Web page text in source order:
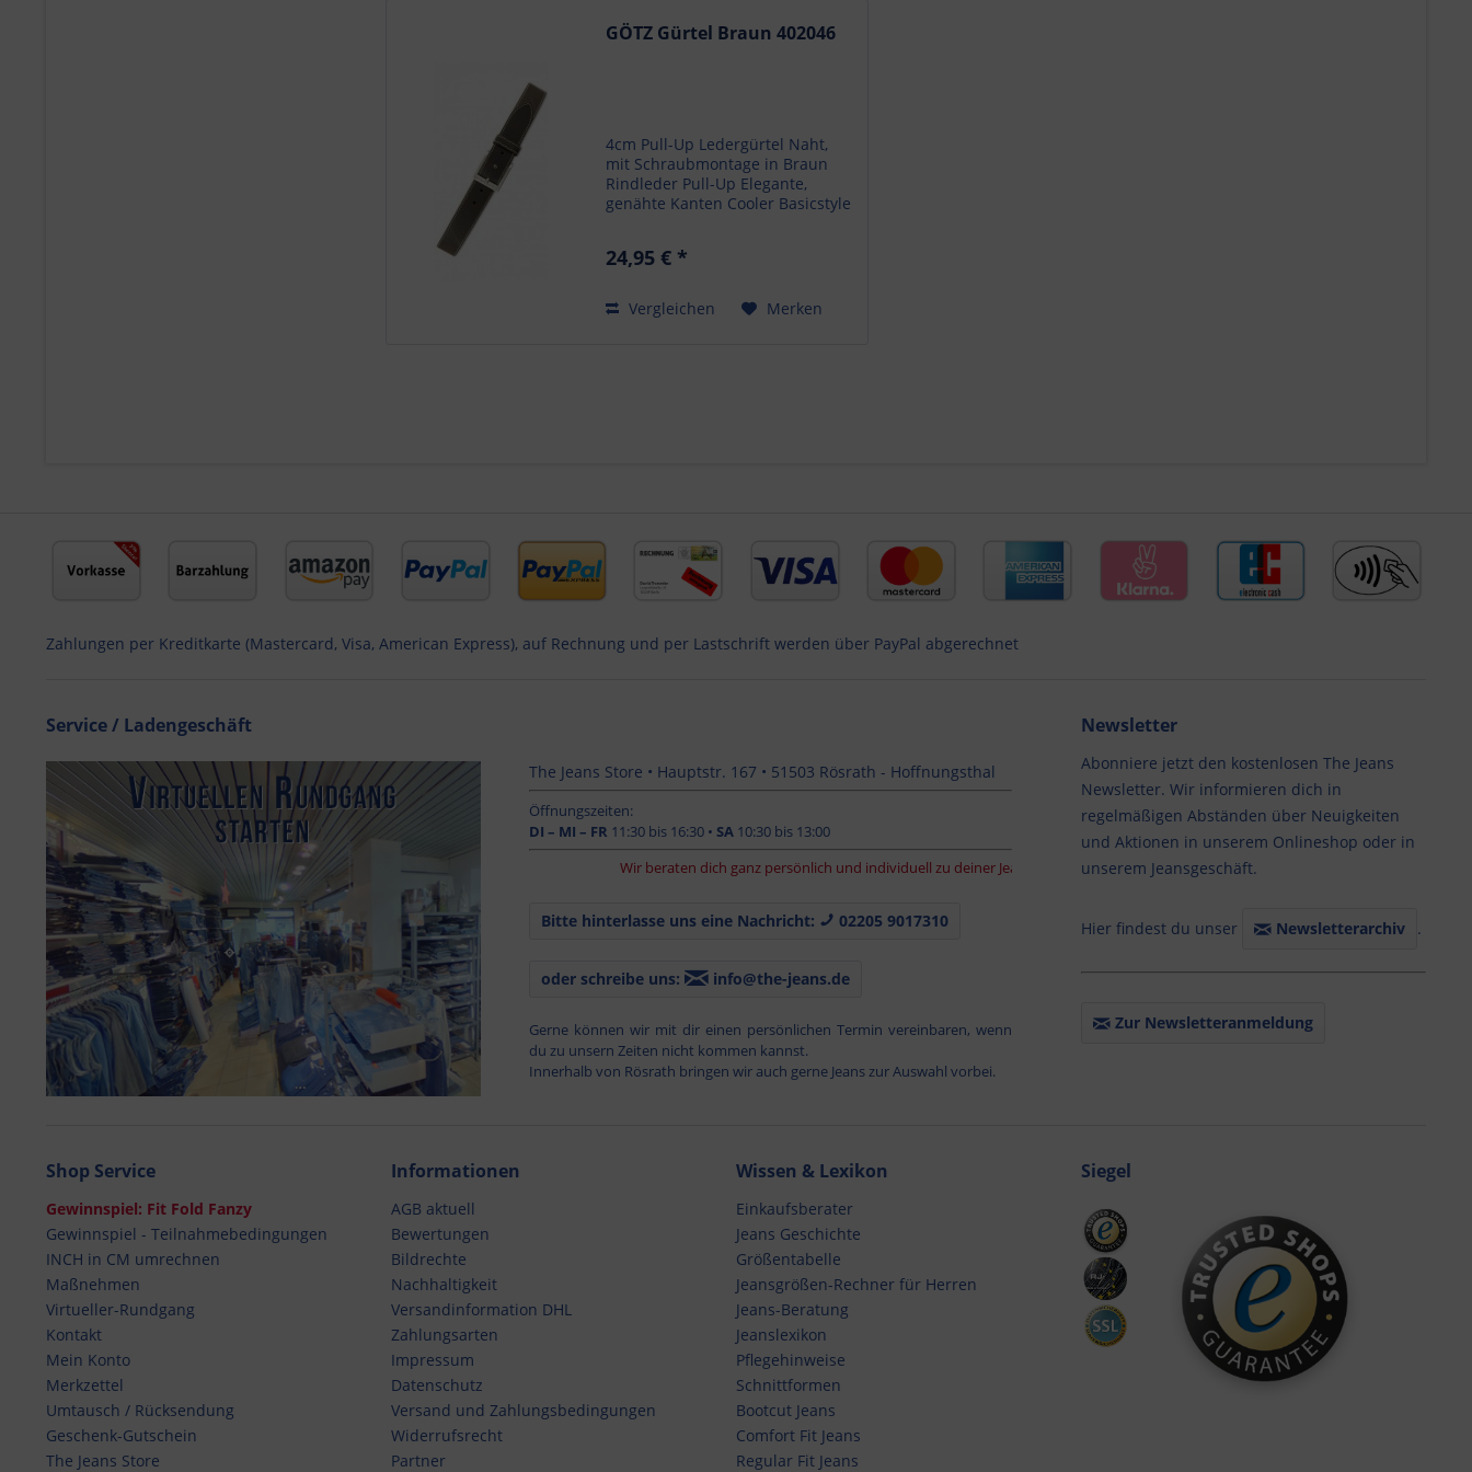
GÖTZ Gürtel Braun 402046
4cm Pull-Up Ledergürtel Naht,
mit Schraubmontage in Braun
Rindleder Pull-Up Elegante,
genähte Kanten Cooler Basicstyle
breiter Jeansgürtel in Walkleder
24,95 € *
Vergleichen Merken
Zahlungen per Kreditkarte (Mastercard, Visa, American Express), auf Rechnung und per Lastschrift werden über PayPal abgerechnet
Service / Ladengeschäft
The Jeans Store • Hauptstr. 167 • 51503 Rösrath - Hoffnungsthal
Öffnungszeiten:
DI – MI – FR 11:30 bis 16:30 • SA10:30 bis 13:00
Wir beraten dich ganz persönlich und individuell zu deiner Jeans. • SOMMERÖFFNUNGSZEITEN: 29.06. – 30.08.2026 DI, MI, FR und SA
Bitte hinterlasse uns eine Nachricht: 02205 9017310
oder schreibe uns: info@the-jeans.de
Gerne können wir mit dir einen persönlichen Termin vereinbaren, wenn
du zu unsern Zeiten nicht kommen kannst.
Innerhalb von Rösrath bringen wir auch gerne Jeans zur Auswahl vorbei.
Newsletter
Abonniere jetzt den kostenlosen The Jeans
Newsletter. Wir informieren dich in
regelmäßigen Abständen über Neuigkeiten
und Aktionen in unserem Onlineshop oder in
unserem Jeansgeschäft.
Hier findest du unser Newsletterarchiv .
Zur Newsletteranmeldung
Shop Service
Gewinnspiel: Fit Fold Fanzy
Gewinnspiel - Teilnahmebedingungen
INCH in CM umrechnen
Maßnehmen
Virtueller-Rundgang
Kontakt
Mein Konto
Merkzettel
Umtausch / Rücksendung
Geschenk-Gutschein
The Jeans Store
Informationen
AGB aktuell
Bewertungen
Bildrechte
Nachhaltigkeit
Versandinformation DHL
Zahlungsarten
Impressum
Datenschutz
Versand und Zahlungsbedingungen
Widerrufsrecht
Partner
Wissen & Lexikon
Einkaufsberater
Jeans Geschichte
Größentabelle
Jeansgrößen-Rechner für Herren
Jeans-Beratung
Jeanslexikon
Pflegehinweise
Schnittformen
Bootcut Jeans
Comfort Fit Jeans
Regular Fit Jeans
Siegel